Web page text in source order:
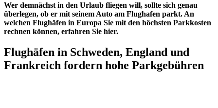
Wer demnächst in den Urlaub fliegen will, sollte sich genau
überlegen, ob er mit seinem Auto am Flughafen parkt. An
welchen Flughäfen in Europa Sie mit den höchsten Parkkosten
rechnen können, erfahren Sie hier.
Flughäfen in Schweden, England und
Frankreich fordern hohe Parkgebühren